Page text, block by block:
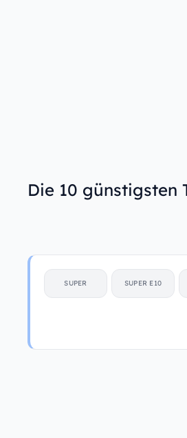
Die 10 günstigsten
SUPER SUPER E10